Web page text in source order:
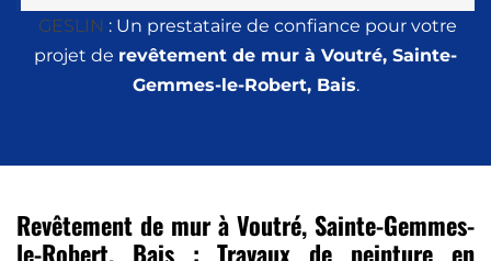
GESLIN : Un prestataire de confiance pour votre
projet de revêtement de mur à Voutré, Sainte-
Gemmes-le-Robert, Bais.
Revêtement de mur à Voutré, Sainte-Gemmes-
le-Robert, Bais : Travaux de peinture en